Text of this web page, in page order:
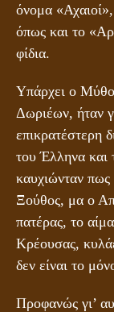
όνομα
όπως και το
φίδια.
Υπάρχει ο
Δωριέων, ήταν
επικρατέστερη
του Έλληνα και
καυχιώνταν πως
Ξούθος, μα ο
πατέρας, το
Κρέουσας,
δεν είναι το
Προφανώς γι’